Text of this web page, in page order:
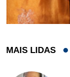
MAIS LIDAS